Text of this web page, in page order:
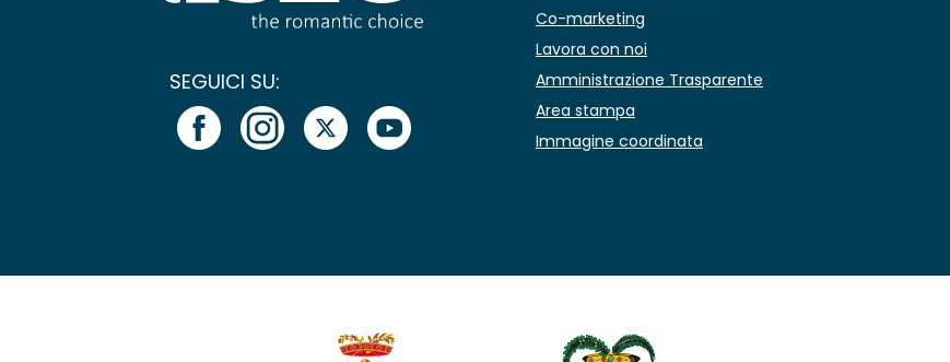
SEGUICI SU:
Co-marketing
Lavora con noi
Amministrazione Trasparente
Area stampa
Immagine coordinata